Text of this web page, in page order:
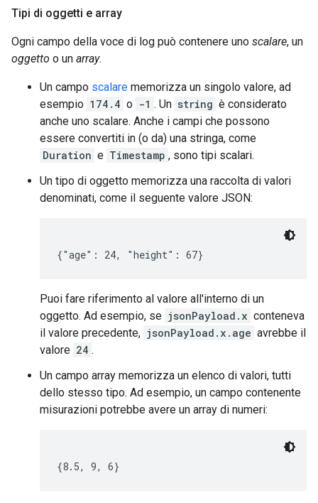
Tipi di oggetti e array
Ogni campo della voce di log può contenere uno scalare, un
oggetto o un array.
Un campo scalare memorizza un singolo valore, ad
esempio 174.4 o -1 . Un string è considerato
anche uno scalare. Anche i campi che possono
essere convertiti in (o da) una stringa, come
Duration e Timestamp , sono tipi scalari.
Un tipo di oggetto memorizza una raccolta di valori
denominati, come il seguente valore JSON:
Puoi fare riferimento al valore all'interno di un
oggetto. Ad esempio, se jsonPayload.x conteneva
il valore precedente, jsonPayload.x.age avrebbe il
valore 24 .
Un campo array memorizza un elenco di valori, tutti
dello stesso tipo. Ad esempio, un campo contenente
misurazioni potrebbe avere un array di numeri: